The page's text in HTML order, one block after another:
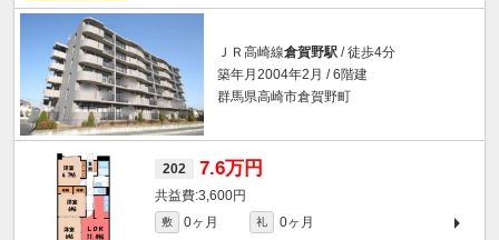
ＪＲ高崎線倉賀野駅 / 徒歩4分
築年月2004年2月 / 6階建
群馬県高崎市倉賀野町
202 7.6万円
3,600円
敷 0ヶ月 礼 0ヶ月